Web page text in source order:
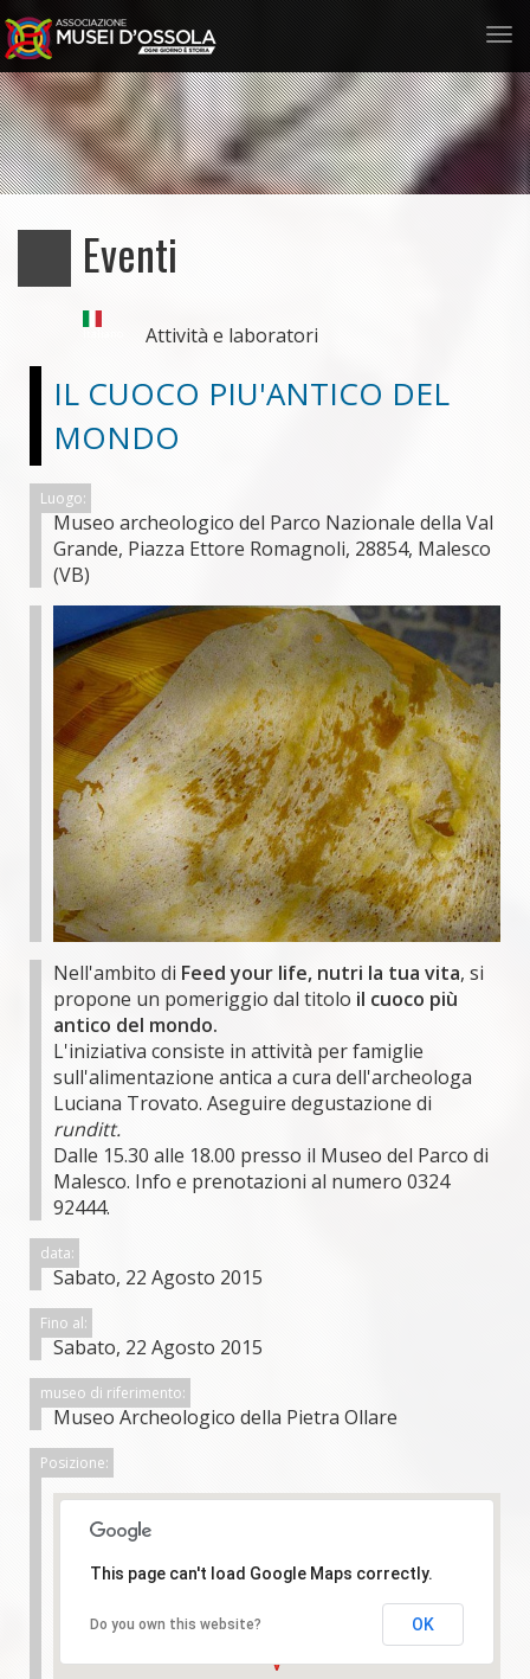
Salta
al
contenuto
principale
Eventi
Attività e laboratori
IL CUOCO PIU'ANTICO DEL
MONDO
Luogo:
Museo archeologico del Parco Nazionale della Val
Grande, Piazza Ettore Romagnoli, 28854, Malesco
(VB)
Nell'ambito di Feed your life, nutri la tua vita, si
propone un pomeriggio dal titolo il cuoco più
antico del mondo.
L'iniziativa consiste in attività per famiglie
sull'alimentazione antica a cura dell'archeologa
Luciana Trovato. Aseguire degustazione di
runditt.
Dalle 15.30 alle 18.00 presso il Museo del Parco di
Malesco. Info e prenotazioni al numero 0324
92444.
data:
Sabato, 22 Agosto 2015
Fino al:
Sabato, 22 Agosto 2015
museo di riferimento:
Museo Archeologico della Pietra Ollare
Posizione:
This page can't load Google Maps correctly.
Do you own this website? OK